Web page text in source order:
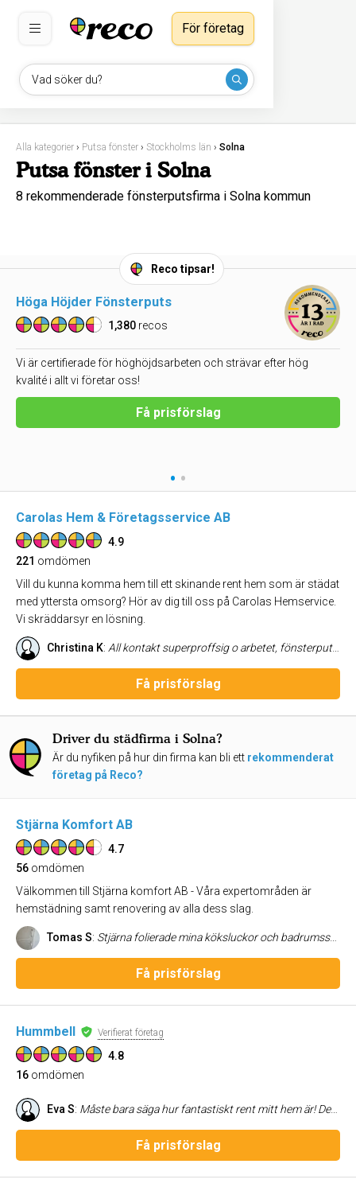
Vad söker du?
För företag
Alla kategorier › Putsa fönster › Stockholms län › Solna
Putsa fönster i Solna
8 rekommenderade fönsterputsfirma i Solna kommun
Reco tipsar!
Höga Höjder Fönsterputs
1,380 recos
Vi är certifierade för höghöjdsarbeten och strävar efter hög
kvalité i allt vi företar oss!
Få prisförslag
• •
Carolas Hem & Företagsservice AB
4.9
221 omdömen
Vill du kunna komma hem till ett skinande rent hem som är städat
med yttersta omsorg? Hör av dig till oss på Carolas Hemservice.
Vi skräddarsyr en lösning.
Christina K: All kontakt superproffsig o arbetet, fönsterputsningen, mycket bra o noggrant gjord. Kommer att anlita Carola igen!
Få prisförslag
Driver du städfirma i Solna?
Är du nyfiken på hur din firma kan bli ett rekommenderat
företag på Reco?
Stjärna Komfort AB
4.7
56 omdömen
Välkommen till Stjärna komfort AB - Våra expertområden är
hemstädning samt renovering av alla dess slag.
Tomas S: Stjärna folierade mina köksluckor och badrumsskåp och det blev bra. Jag upplever den som proffsiga och noggranna. Det bästa med dem är att de är trevliga och måna om att kunden blir nöjd. Jag har haft önskemål om små justeringar i jobben efteråt och då har de kommit tillbaka och ordnat det på bästa sätt. Jag kan rekommendera Stjärna och jag tror att foliering är mer slitstarkt än lackering.
Få prisförslag
Hummbell Verifierat företag
4.8
16 omdömen
Eva S: Måste bara säga hur fantastiskt rent mitt hem är! Det har aldrig varit så välstädat som idag! Dessutom var personen som städade så vänlig och trevlig! Jag skulle vilja ge honom 10 stjärnor!
Få prisförslag